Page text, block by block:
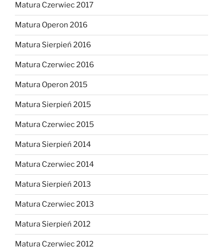
Matura Czerwiec 2017
Matura Operon 2016
Matura Sierpień 2016
Matura Czerwiec 2016
Matura Operon 2015
Matura Sierpień 2015
Matura Czerwiec 2015
Matura Sierpień 2014
Matura Czerwiec 2014
Matura Sierpień 2013
Matura Czerwiec 2013
Matura Sierpień 2012
Matura Czerwiec 2012